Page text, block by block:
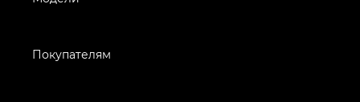
Покупателям